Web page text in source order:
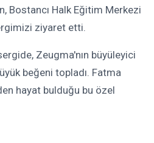
Bostancı Halk Eğitim Merkezi
ziyaret etti.
Zeugma'nın büyüleyici
beğeni topladı. Fatma
hayat bulduğu bu özel